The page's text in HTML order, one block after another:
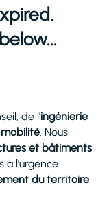
de l'ingénierie
. Nous
et bâtiments
à l'urgence
du territoire